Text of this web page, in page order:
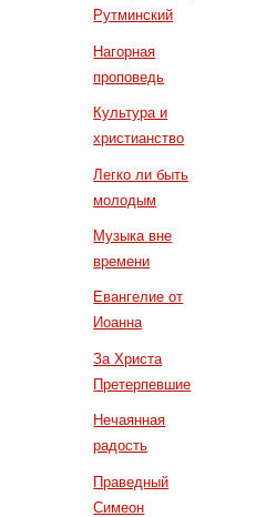
Рутминский
Нагорная
проповедь
Культура и
христианство
Легко ли быть
молодым
Музыка вне
времени
Евангелие от
Иоанна
За Христа
Претерпевшие
Нечаянная
радость
Праведный
Симеон